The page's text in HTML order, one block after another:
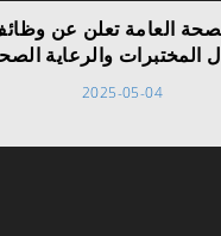
العامة تعلن عن
المختبرات والرعاية
2025-05-04